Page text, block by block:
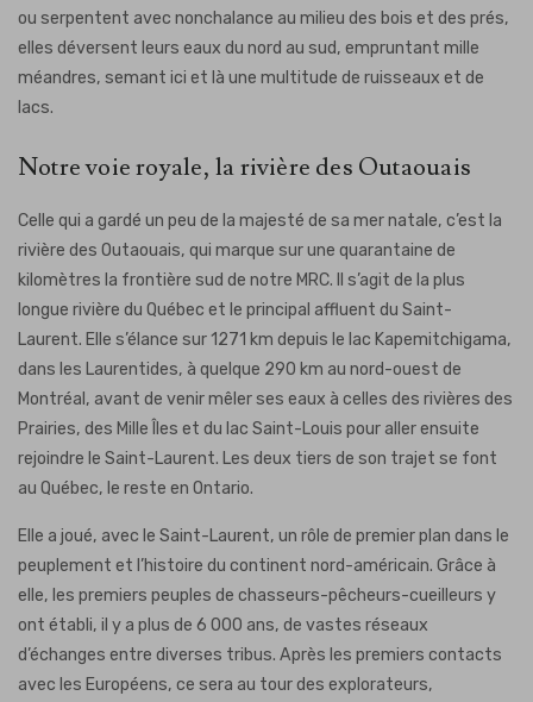
ou serpentent avec nonchalance au milieu des bois et des prés,
elles déversent leurs eaux du nord au sud, empruntant mille
méandres, semant ici et là une multitude de ruisseaux et de
lacs.
Notre voie royale, la rivière des Outaouais
Celle qui a gardé un peu de la majesté de sa mer natale, c’est la
rivière des Outaouais, qui marque sur une quarantaine de
kilomètres la frontière sud de notre MRC. Il s’agit de la plus
longue rivière du Québec et le principal affluent du Saint-
Laurent. Elle s’élance sur 1271 km depuis le lac Kapemitchigama,
dans les Laurentides, à quelque 290 km au nord-ouest de
Montréal, avant de venir mêler ses eaux à celles des rivières des
Prairies, des Mille Îles et du lac Saint-Louis pour aller ensuite
rejoindre le Saint-Laurent. Les deux tiers de son trajet se font
au Québec, le reste en Ontario.
Elle a joué, avec le Saint-Laurent, un rôle de premier plan dans le
peuplement et l’histoire du continent nord-américain. Grâce à
elle, les premiers peuples de chasseurs-pêcheurs-cueilleurs y
ont établi, il y a plus de 6 000 ans, de vastes réseaux
d’échanges entre diverses tribus. Après les premiers contacts
avec les Européens, ce sera au tour des explorateurs,